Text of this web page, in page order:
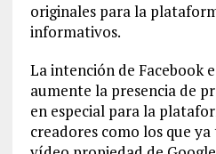
originales para la
informativos.
La intención de Facebook
aumente la presencia de
en especial para la
creadores como los que